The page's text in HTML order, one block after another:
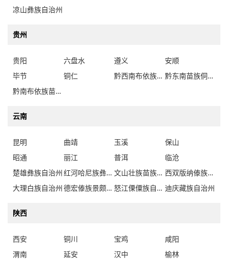
凉山彝族自治州
贵州
贵阳 六盘水 遵义
安顺
毕节
铜仁 黔西南布依族苗族自治州
黔东南苗族侗族自治州
黔南布依族苗族自治州
云南
昆明 曲靖 玉溪
保山
昭通
丽江 普洱
临沧
楚雄彝族自治州
红河哈尼族彝族自治州 文山壮族苗族自治州
西双版纳傣族自治州
大理白族自治州
德宏傣族景颇族自治州 怒江傈僳族自治州 迪庆藏族自治州
陕西
西安 铜川 宝鸡
咸阳
渭南
延安 汉中
榆林